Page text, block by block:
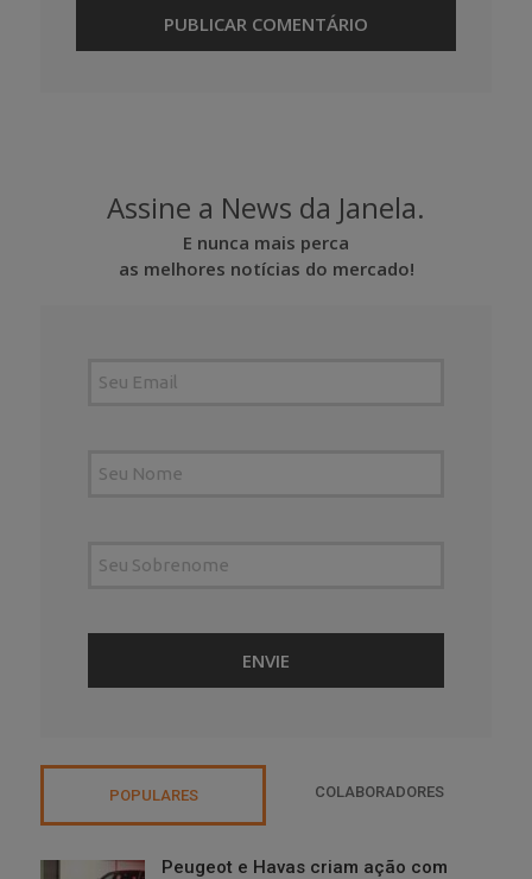
Assine a News da Janela.
E nunca mais perca
as melhores notícias do mercado!
POPULARES COLABORADORES
Peugeot e Havas criam ação com